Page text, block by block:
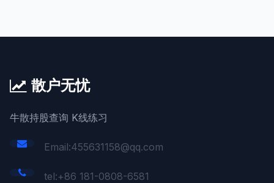
散户无忧
牛散持股查询 K线练习
Email:455631158@qq.com
tel:+86 181-0808-6581